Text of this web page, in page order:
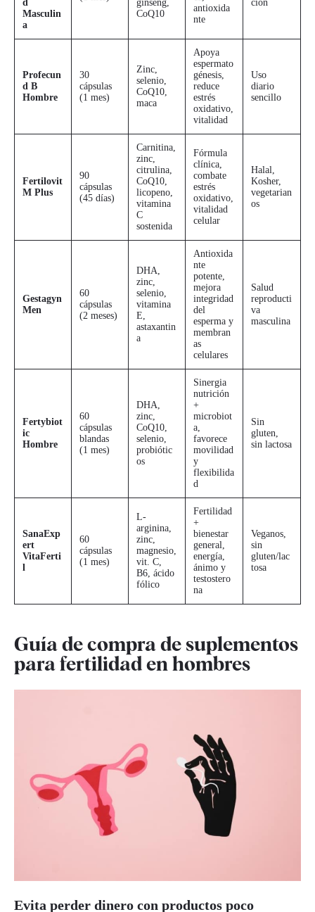
d
Masculin
a
ginseng,
CoQ10
antioxida
nte
ción
Profecun
d B
Hombre
30
cápsulas
(1 mes)
Zinc,
selenio,
CoQ10,
maca
Apoya
espermato
génesis,
reduce
estrés
oxidativo,
vitalidad
Uso
diario
sencillo
Fertilovit
M Plus
90
cápsulas
(45 días)
Carnitina,
zinc,
citrulina,
CoQ10,
licopeno,
vitamina
C
sostenida
Fórmula
clínica,
combate
estrés
oxidativo,
vitalidad
celular
Halal,
Kosher,
vegetarian
os
Gestagyn
Men
60
cápsulas
(2 meses)
DHA,
zinc,
selenio,
vitamina
E,
astaxantin
a
Antioxida
nte
potente,
mejora
integridad
del
esperma y
membran
as
celulares
Salud
reproducti
va
masculina
Fertybiot
ic
Hombre
60
cápsulas
blandas
(1 mes)
DHA,
zinc,
CoQ10,
selenio,
probiótic
os
Sinergia
nutrición
+
microbiot
a,
favorece
movilidad
y
flexibilida
d
Sin
gluten,
sin lactosa
SanaExp
ert
VitaFerti
l
60
cápsulas
(1 mes)
L-
arginina,
zinc,
magnesio,
vit. C,
B6, ácido
fólico
Fertilidad
+
bienestar
general,
energía,
ánimo y
testostero
na
Veganos,
sin
gluten/lac
tosa
Guía de compra de suplementos
para fertilidad en hombres
Evita perder dinero con productos poco